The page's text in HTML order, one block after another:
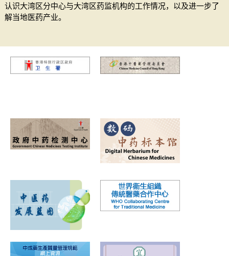
认识大湾区分中心与大湾区药监机构的工作情况，以及进一步了
解当地医药产业。